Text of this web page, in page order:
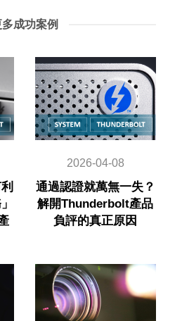
成功案例
2026-04-08
通過認證就萬無一失？
解開Thunderbolt產品
負評的真正原因